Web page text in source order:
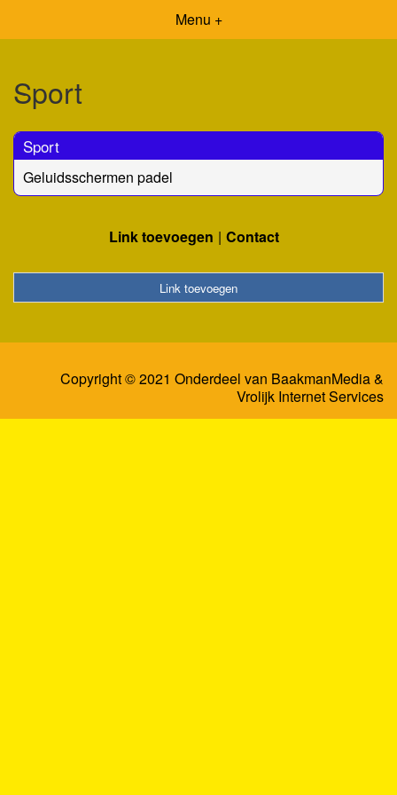
Menu +
Sport
Sport
Geluidsschermen padel
Link toevoegen Contact
Link toevoegen
Copyright © 2021 Onderdeel van BaakmanMedia&
Vrolijk Internet Services